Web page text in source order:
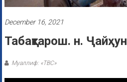
December 16, 2021
Табақтарош. н. Ҷайҳун
Муаллиф: «ТВС»